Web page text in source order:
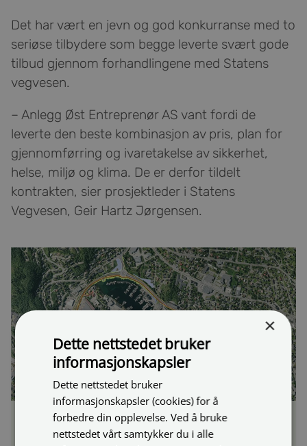
Det har vært en jevn og god konkurranse med to
seriøse tilbydere som begge leverte svært gode
tilbud gjennom forhandlingene med Statens
vegvesen.
– Anlegg Øst Entreprenør AS vant fordi de
leverte den beste kombinasjon av pris, plan for
gjennomførring og ivaretakelse av sikkerhet,
helse, miljø og klima. De er derfor tildelt
kontrakten, sier prosjektleder i Statens
Vegvesen, Geir Hartz Jørgensen.
Delprosjekt S1 Kanebogen-Margrethe Jørgensens vei
skal sikre Harstad en framtidsrettet innfartsåre.
×
Dette nettstedet bruker
informasjonskapsler
Dette nettstedet bruker
informasjonskapsler (cookies) for å
forbedre din opplevelse. Ved å bruke
nettstedet vårt samtykker du i alle